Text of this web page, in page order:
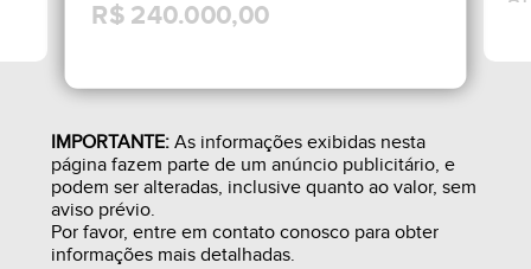
IMPORTANTE:As informações exibidas nesta
página fazem parte de um anúncio publicitário, e
podem ser alteradas, inclusive quanto ao valor, sem
aviso prévio.
Por favor, entre em contato conosco para obter
informações mais detalhadas.